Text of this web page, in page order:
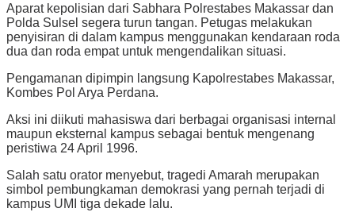
Aparat kepolisian dari Sabhara Polrestabes Makassar dan
Polda Sulsel segera turun tangan. Petugas melakukan
penyisiran di dalam kampus menggunakan kendaraan roda
dua dan roda empat untuk mengendalikan situasi.
Pengamanan dipimpin langsung Kapolrestabes Makassar,
Kombes Pol Arya Perdana.
Aksi ini diikuti mahasiswa dari berbagai organisasi internal
maupun eksternal kampus sebagai bentuk mengenang
peristiwa 24 April 1996.
Salah satu orator menyebut, tragedi Amarah merupakan
simbol pembungkaman demokrasi yang pernah terjadi di
kampus UMI tiga dekade lalu.